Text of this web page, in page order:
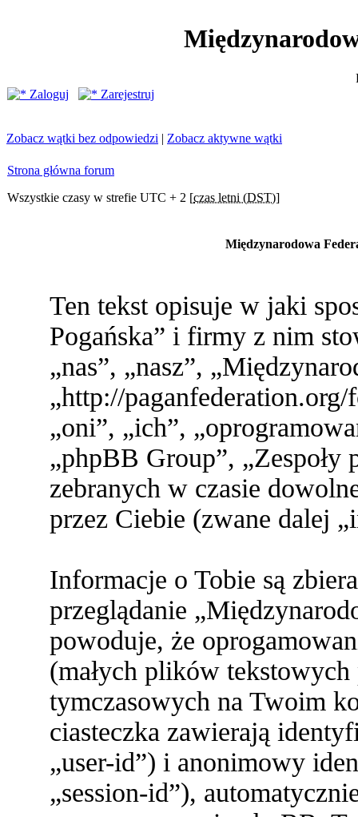
Zaloguj
Zarejestruj
Zobacz wątki bez odpowiedzi | Zobacz aktywne wątki
Strona główna forum
Wszystkie czasy w strefie UTC + 2 [czas letni (DST)]
Międzynarodowa
Ten tekst opisuje w jaki
Pogańska” i firmy z nim
„nas”, „nasz”,
„http://
„oni”, „ich”,
„phpBB Group”,
zebranych w czasie
przez Ciebie (zwane dalej
Informacje o Tobie są
przeglądanie
powoduje, że
(małych plików
tymczasowych na Twoim
ciasteczka zawierają
„user-id”) i anonimowy
„session-id”),